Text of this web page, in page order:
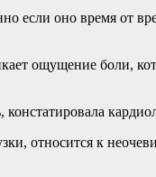
если оно время от
ощущение
относится к